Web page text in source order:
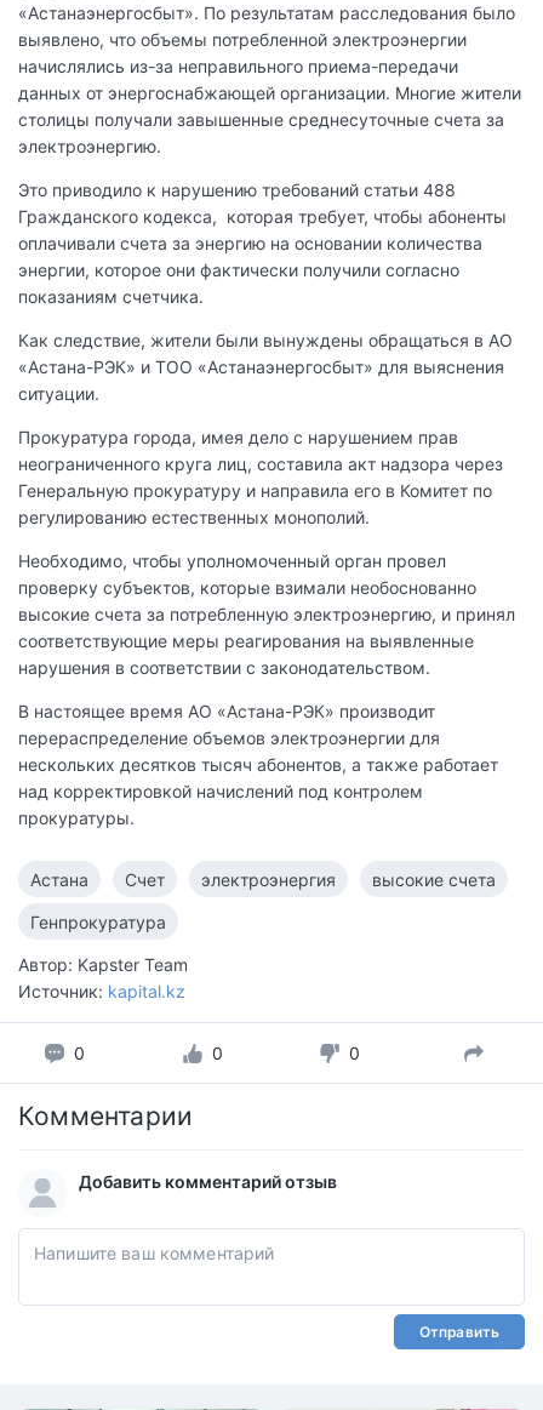
«Астанаэнергосбыт». По результатам расследования было
выявлено, что объемы потребленной электроэнергии
начислялись из-за неправильного приема-передачи
данных от энергоснабжающей организации. Многие жители
столицы получали завышенные среднесуточные счета за
электроэнергию.
Это приводило к нарушению требований статьи 488
Гражданского кодекса, которая требует, чтобы абоненты
оплачивали счета за энергию на основании количества
энергии, которое они фактически получили согласно
показаниям счетчика.
Как следствие, жители были вынуждены обращаться в АО
«Астана-РЭК» и ТОО «Астанаэнергосбыт» для выяснения
ситуации.
Прокуратура города, имея дело с нарушением прав
неограниченного круга лиц, составила акт надзора через
Генеральную прокуратуру и направила его в Комитет по
регулированию естественных монополий.
Необходимо, чтобы уполномоченный орган провел
проверку субъектов, которые взимали необоснованно
высокие счета за потребленную электроэнергию, и принял
соответствующие меры реагирования на выявленные
нарушения в соответствии с законодательством.
В настоящее время АО «Астана-РЭК» производит
перераспределение объемов электроэнергии для
нескольких десятков тысяч абонентов, а также работает
над корректировкой начислений под контролем
прокуратуры.
Астана Счет электроэнергия высокие счета
Генпрокуратура
Автор: Kapster Team
Источник: kapital.kz
0 0 0
Комментарии
Добавить комментарий отзыв
Отправить